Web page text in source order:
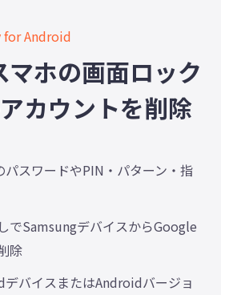
for Android
ホの画面ロック
カウントを削除
スワードやPIN・パターン・指
でSamsungデバイスからGoogle
除
バイスまたはAndroidバージョ